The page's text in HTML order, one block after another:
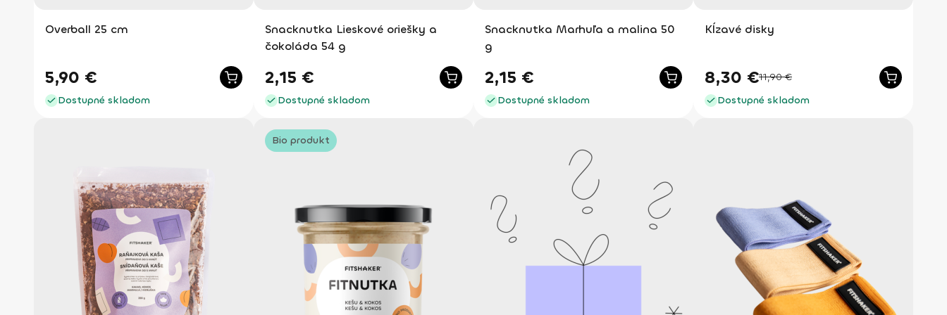
Overball 25 cm
5,90 €
Dostupné skladom
Snacknutka Lieskové oriešky a
čokoláda 54 g
2,15 €
Dostupné skladom
Snacknutka Marhuľa a malina 50
g
2,15 €
Dostupné skladom
Kĺzavé disky
8,30 €11,90€
Dostupné skladom
Bio produkt